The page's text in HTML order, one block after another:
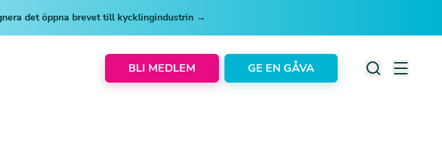
det öppna brevet till kycklingindustrin →
BLI MEDLEM GE EN GÅVA